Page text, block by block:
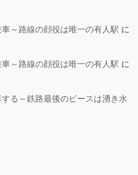
～路線の顔役は唯一の有人駅 に
～路線の顔役は唯一の有人駅 に
る～鉄路最後のピースは湧き水